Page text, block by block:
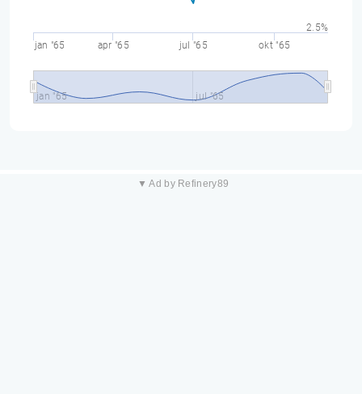
jan "65 apr "65 jul "65 okt "65
jan "65 jul "65
2.5%
▼ Ad by Refinery89